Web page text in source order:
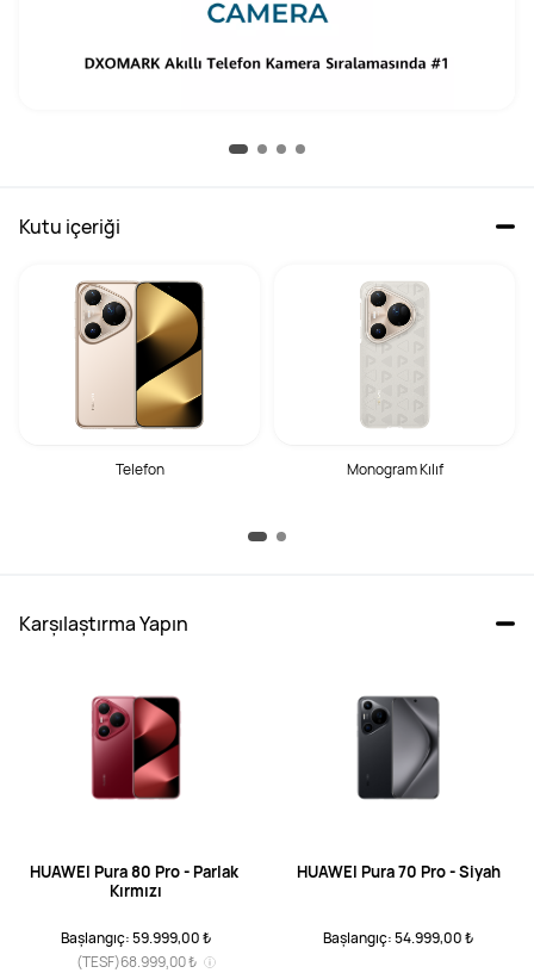
Kutu içeriği
Telefon Monogram Kılıf
Karşılaştırma Yapın
HUAWEI Pura 80 Pro - Parlak
Kırmızı
Başlangıç: 59.999,00 ₺
(TESF)68.999,00 ₺
HUAWEI Pura 70 Pro - Siyah
Başlangıç: 54.999,00 ₺